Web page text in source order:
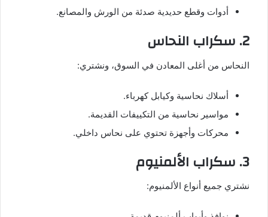
أدوات وقطع حديدية صدئة من الورش والمصانع.
2. سكراب النحاس
النحاس من أغلى المعادن في السوق، ونشتري:
أسلاك نحاسية وكيابل كهرباء.
مواسير نحاسية من التكييفات القديمة.
محركات وأجهزة تحتوي على نحاس داخلي.
3. سكراب الألمنيوم
نشتري جميع أنواع الألمنيوم: